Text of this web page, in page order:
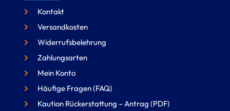
Kontakt
Versandkosten
Widerrufsbelehrung
Zahlungsarten
Mein Konto
Häufige Fragen (FAQ)
Kaution Rückerstattung – Antrag (PDF)